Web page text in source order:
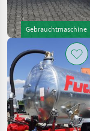
Gebrauchtmaschine